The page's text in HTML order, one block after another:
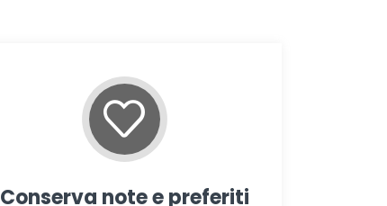
Conserva note e preferiti